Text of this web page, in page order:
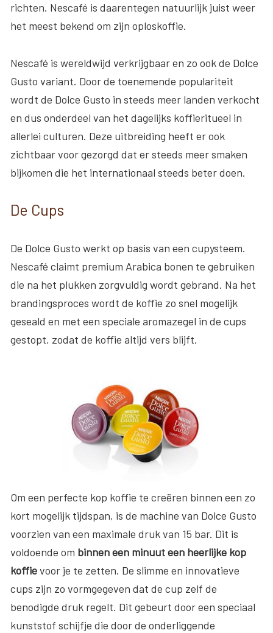
richten. Nescafé is daarentegen natuurlijk juist weer
het meest bekend om zijn oploskoffie.
Nescafé is wereldwijd verkrijgbaar en zo ook de Dolce
Gusto variant. Door de toenemende populariteit
wordt de Dolce Gusto in steeds meer landen verkocht
en dus onderdeel van het dagelijks koffieritueel in
allerlei culturen. Deze uitbreiding heeft er ook
zichtbaar voor gezorgd dat er steeds meer smaken
bijkomen die het internationaal steeds beter doen.
De Cups
De Dolce Gusto werkt op basis van een cupysteem.
Nescafé claimt premium Arabica bonen te gebruiken
die na het plukken zorgvuldig wordt gebrand. Na het
brandingsproces wordt de koffie zo snel mogelijk
geseald en met een speciale aromazegel in de cups
gestopt, zodat de koffie altijd vers blijft.
Om een perfecte kop koffie te creëren binnen een zo
kort mogelijk tijdspan, is de machine van Dolce Gusto
voorzien van een maximale druk van 15 bar. Dit is
voldoende om binnen een minuut een heerlijke kop
koffievoor je te zetten. De slimme en innovatieve
cups zijn zo vormgegeven dat de cup zelf de
benodigde druk regelt. Dit gebeurt door een speciaal
kunststof schijfje die door de onderliggende